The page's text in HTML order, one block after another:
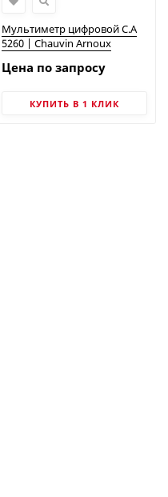
Мультиметр цифровой C.A
5260 | Chauvin Arnoux
Цена по запросу
КУПИТЬ В 1 КЛИК